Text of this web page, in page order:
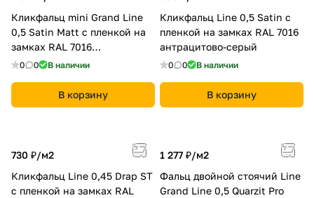
Кликфальц mini Grand Line
0,5 Satin Мatt с пленкой на
замках RAL 7016
антрацитово-серый
0 0 В наличии
В корзину
Кликфальц Line 0,5 Satin с
пленкой на замках RAL 7016
антрацитово-серый
0 0 В наличии
В корзину
730 ₽/м2
Кликфальц Line 0,45 Drap ST
с пленкой на замках RAL
1 277 ₽/м2
Фальц двойной стоячий Line
Grand Line 0,5 Quarzit Pro